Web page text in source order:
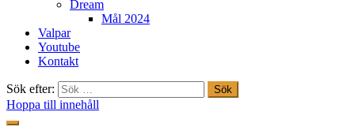
Dream
Mål 2024
Valpar
Youtube
Kontakt
Sök efter:
Hoppa till innehåll